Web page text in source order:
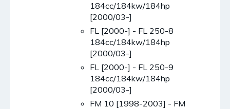
184cc/184kw/184hp
[2000/03-]
FL [2000-] - FL 250-8
184cc/184kw/184hp
[2000/03-]
FL [2000-] - FL 250-9
184cc/184kw/184hp
[2000/03-]
FM 10 [1998-2003] - FM